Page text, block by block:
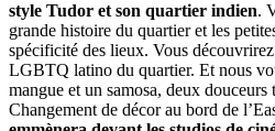
style Tudor et son quartier indien.
grande histoire du quartier et les
spécificité des lieux. Vous
LGBTQ latino du quartier. Et nous
mangue et un samosa, deux
Changement de décor au bord de